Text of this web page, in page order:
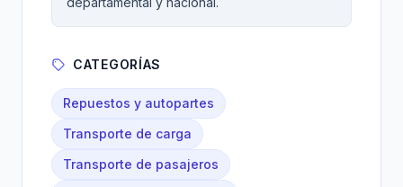
CATEGORÍAS
Repuestos y autopartes
Transporte de carga
Transporte de pasajeros